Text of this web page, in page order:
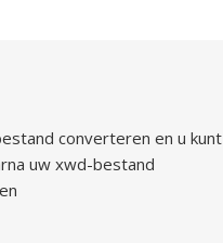
converteren en u kunt
uw xwd-bestand